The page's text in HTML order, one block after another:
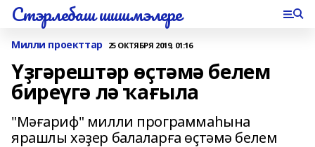
Стэрлебаш шишмэлере
Милли проекттар 25 ОКТЯБРЯ 2019, 01:16
Үҙгәрештәр өҫтәмә белем
биреүгә лә ҡағыла
"Мәғариф" милли программаһына
ярашлы хәҙер балаларға өҫтәмә белем